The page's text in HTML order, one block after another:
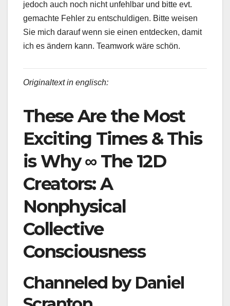
jedoch auch noch nicht unfehlbar und bitte evt.
gemachte Fehler zu entschuldigen. Bitte weisen
Sie mich darauf wenn sie einen entdecken, damit
ich es ändern kann. Teamwork wäre schön.
Originaltext in englisch:
These Are the Most
Exciting Times & This
is Why ∞ The 12D
Creators: A
Nonphysical
Collective
Consciousness
Channeled by Daniel